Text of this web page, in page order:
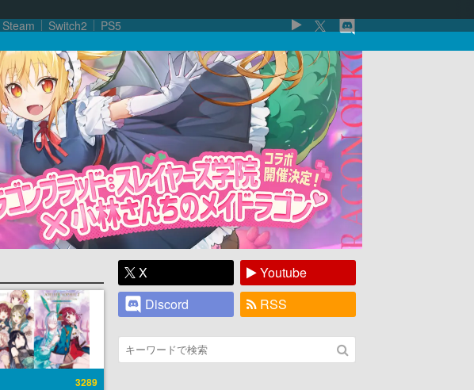
Steam Switch2 PS5
3289
X
Youtube
Discord
RSS